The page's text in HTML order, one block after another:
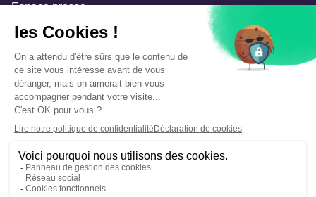
Espace presse
Documentation
Marchés publics
Appels à projets & avis d'attribution
Mesures de publicité
Concertations et enquêtes publiques
Précautions et sécurité
Plan de gestion des risques
Mentions légales
Données personnelles
Gestion des cookies